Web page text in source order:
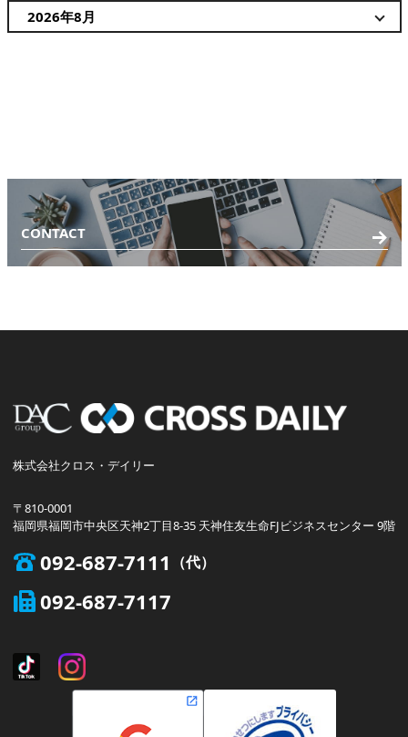
CONTACT
株式会社クロス・デイリー
〒810-0001
福岡県福岡市中央区天神2丁目8-35 天神住友生命FJビジネスセンター 9階
092-687-7111
092-687-7117